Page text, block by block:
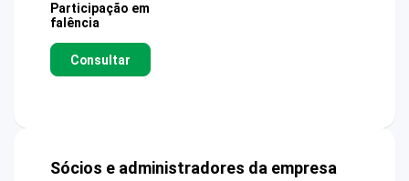
Participação em
falência
Consultar
Sócios e administradores da empresa